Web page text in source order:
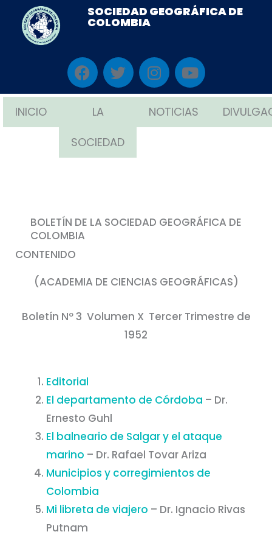
contenido
SOCIEDAD GEOGRÁFICA DE
COLOMBIA
F
a
c
o
o
T
w
i
e
r
I
n
s
t
a
Y
o
u
t
u
INICIO
LA
SOCIEDAD
NOTICIAS
BOLETÍN DE LA SOCIEDAD GEOGRÁFICA DE
COLOMBIA
CONTENIDO
(ACADEMIA DE CIENCIAS GEOGRÁFICAS)
Boletín Nº 3 Volumen X Tercer Trimestre de
1952
Editorial
El departamento de Córdoba – Dr.
Ernesto Guhl
El balneario de Salgar y el ataque
marino – Dr. Rafael Tovar Ariza
Municipios y corregimientos de
Colombia
Mi libreta de viajero – Dr. Ignacio Rivas
Putnam